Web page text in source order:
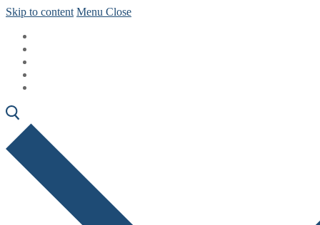
Skip to content Menu Close